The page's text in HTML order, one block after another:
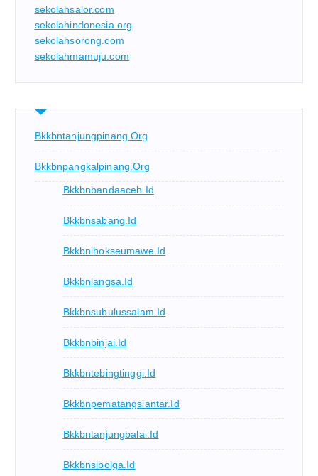
sekolahsalor.com
sekolahindonesia.org
sekolahsorong.com
sekolahmamuju.com
Bkkbntanjungpinang.org
Bkkbnpangkalpinang.org
Bkkbnbandaaceh.id
Bkkbnsabang.id
Bkkbnlhokseumawe.id
Bkkbnlangsa.id
Bkkbnsubulussalam.id
Bkkbnbinjai.id
Bkkbntebingtinggi.id
Bkkbnpematangsiantar.id
Bkkbntanjungbalai.id
Bkkbnsibolga.id